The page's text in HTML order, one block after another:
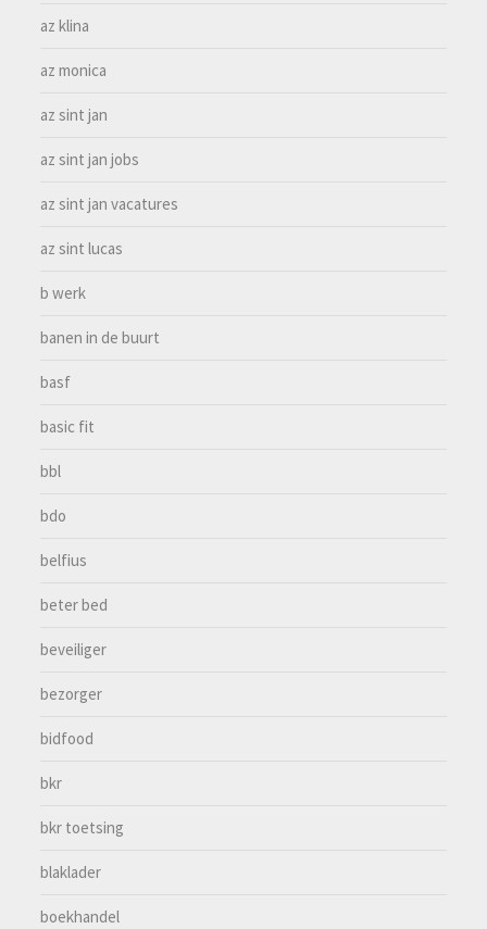
az klina
az monica
az sint jan
az sint jan jobs
az sint jan vacatures
az sint lucas
b werk
banen in de buurt
basf
basic fit
bbl
bdo
belfius
beter bed
beveiliger
bezorger
bidfood
bkr
bkr toetsing
blaklader
boekhandel